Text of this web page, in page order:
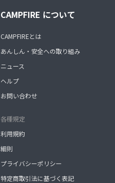
CAMPFIRE について
CAMPFIREとは
あんしん・安全への取り組み
ニュース
ヘルプ
お問い合わせ
各種規定
利用規約
細則
プライバシーポリシー
特定商取引法に基づく表記